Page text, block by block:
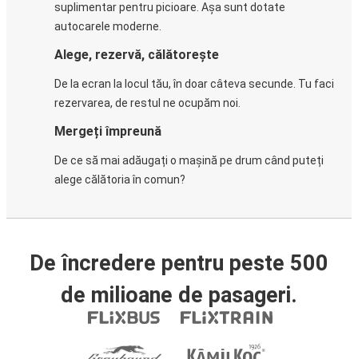
suplimentar pentru picioare. Așa sunt dotate
autocarele moderne.
Alege, rezervă, călătorește
De la ecran la locul tău, în doar câteva secunde. Tu faci
rezervarea, de restul ne ocupăm noi.
Mergeți împreună
De ce să mai adăugați o mașină pe drum când puteți
alege călătoria în comun?
De încredere pentru peste 500
de milioane de pasageri.